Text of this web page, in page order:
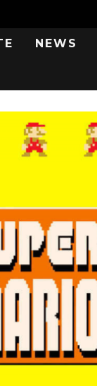
NEWS